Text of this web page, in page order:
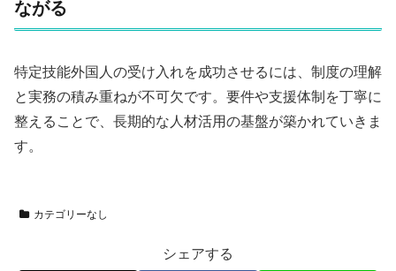
ながる
特定技能外国人の受け入れを成功させるには、制度の理解
と実務の積み重ねが不可欠です。要件や支援体制を丁寧に
整えることで、長期的な人材活用の基盤が築かれていきま
す。
カテゴリーなし
シェアする